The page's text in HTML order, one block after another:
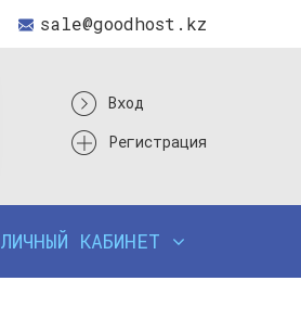
sale@goodhost.kz
Вход
Регистрация
ЛИЧНЫЙ КАБИНЕТ